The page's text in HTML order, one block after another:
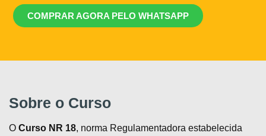
COMPRAR AGORA PELO WHATSAPP
Sobre o Curso
O Curso NR 18, norma Regulamentadora estabelecida